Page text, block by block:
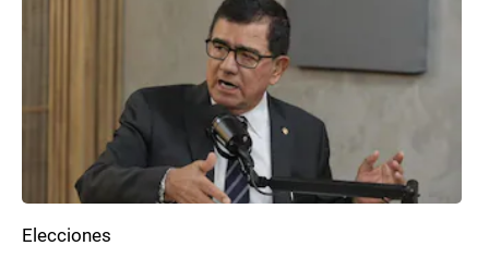
Elecciones